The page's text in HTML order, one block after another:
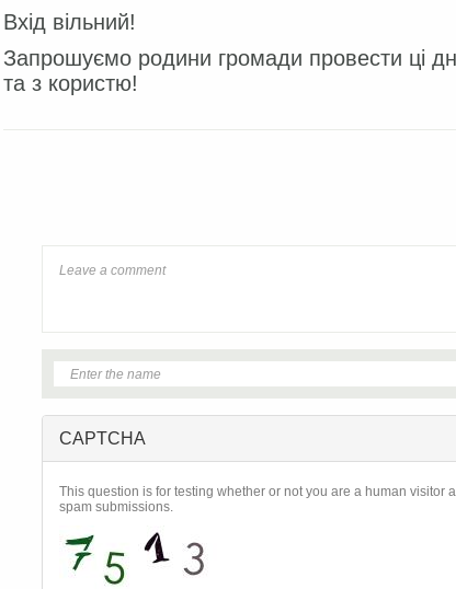
Вхід вільний!
Запрошуємо родини громади провести ці
та з користю!
CAPTCHA
This question is for testing whether or not you are a human visitor
spam submissions.